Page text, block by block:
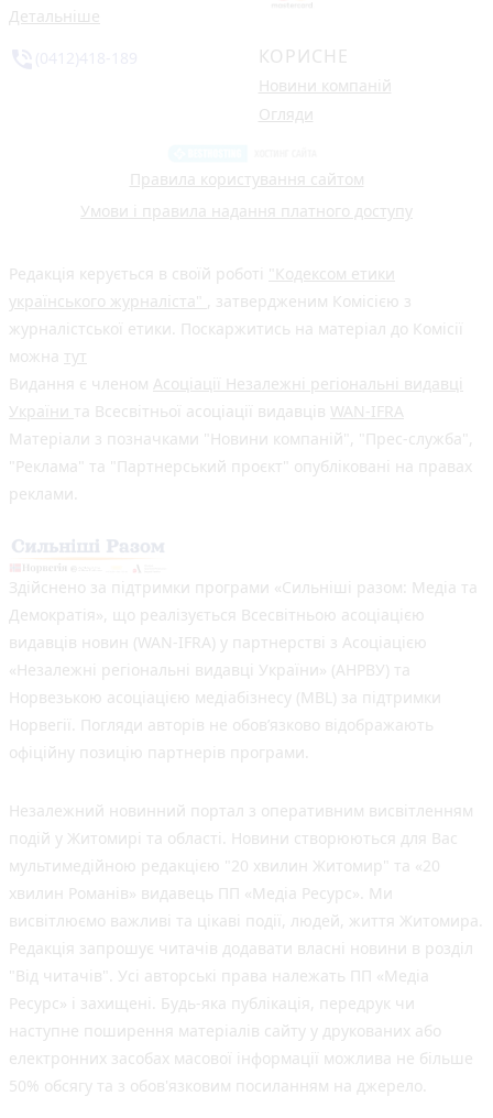
Детальніше
КОРИСНЕ
Новини компаній
Огляди
Правила користування сайтом
Умови і правила надання платного доступу
Редакція керується в своїй роботі "Кодексом етики
українського журналіста" , затвердженим Комісією з
журналістської етики. Поскаржитись на матеріал до Комісії
можна тут
Видання є членом Асоціації Незалежні регіональні видавці
України та Всесвітньої асоціації видавців WAN-IFRA
Матеріали з позначками "Новини компаній", "Прес-служба",
"Реклама" та "Партнерський проєкт" опубліковані на правах
реклами.
Здійснено за підтримки програми «Сильніші разом: Медіа та
Демократія», що реалізується Всесвітньою асоціацією
видавців новин (WAN-IFRA) у партнерстві з Асоціацією
«Незалежні регіональні видавці України» (АНРВУ) та
Норвезькою асоціацією медіабізнесу (MBL) за підтримки
Норвегії. Погляди авторів не обов’язково відображають
офіційну позицію партнерів програми.
Незалежний новинний портал з оперативним висвітленням
подій у Житомирі та області. Новини створюються для Вас
мультимедійною редакцією "20 хвилин Житомир" та «20
хвилин Романів» видавець ПП «Медіа Ресурс». Ми
висвітлюємо важливі та цікаві події, людей, життя Житомира.
Редакція запрошує читачів додавати власні новини в розділ
"Від читачів". Усі авторські права належать ПП «Медіа
Ресурс» і захищені. Будь-яка публiкацiя, передрук чи
наступне поширення матеріалів сайту у друкованих або
електронних засобах масової інформації можлива не більше
50% обсягу та з обов'язковим посиланням на джерело.